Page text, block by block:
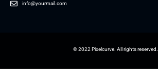
info@yourmail.com
© 2022 Pixelcurve. All rights reserved.